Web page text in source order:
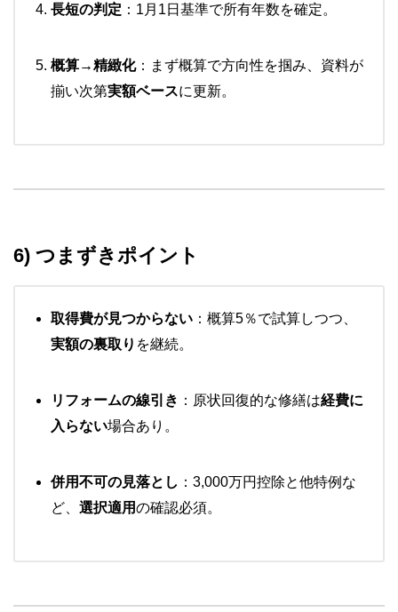
長短の判定 ：1月1日基準で所有年数を確定。
概算→精緻化：まず概算で方向性を掴み、資料が
揃い次第実額ベースに更新。
6) つまずきポイント
取得費が見つからない ：概算5％で試算しつつ、
実額の裏取り を継続。
リフォームの線引き ：原状回復的な修繕は経費に
入らない場合あり。
併用不可の見落とし ：3,000万円控除と他特例な
ど、 選択適用の確認必須。